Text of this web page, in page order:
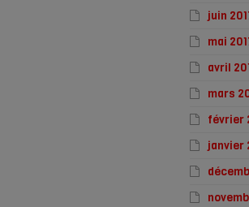
juin
mai
avril
mars
février
janvier